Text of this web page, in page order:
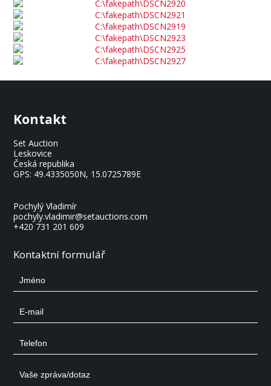
Kontakt
Set Auction
Leskovice
Česká republika
GPS: 49.4335050N, 15.0725789E
Pochylý Vladimír
pochyly.vladimir@setauctions.com
+420 731 201 609
Kontaktní formulář